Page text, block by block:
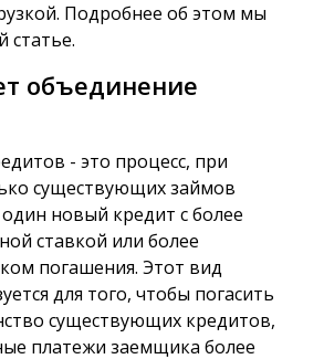
Подробнее об этом мы
статье.
объединение
- это процесс, при
существующих займов
новый кредит с более
ставкой или более
погашения. Этот вид
для того, чтобы погасить
существующих кредитов,
платежи заемщика более